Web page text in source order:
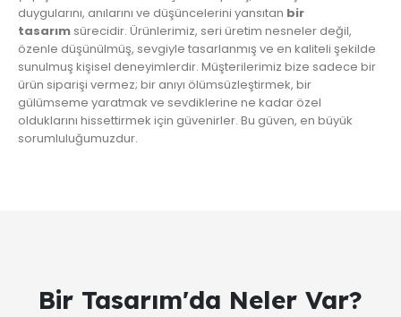
duygularını, anılarını ve düşüncelerini yansıtan bir
tasarım sürecidir. Ürünlerimiz, seri üretim nesneler değil,
özenle düşünülmüş, sevgiyle tasarlanmış ve en kaliteli şekilde
sunulmuş kişisel deneyimlerdir. Müşterilerimiz bize sadece bir
ürün siparişi vermez; bir anıyı ölümsüzleştirmek, bir
gülümseme yaratmak ve sevdiklerine ne kadar özel
olduklarını hissettirmek için güvenirler. Bu güven, en büyük
sorumluluğumuzdur.
Bir Tasarım'da Neler Var?